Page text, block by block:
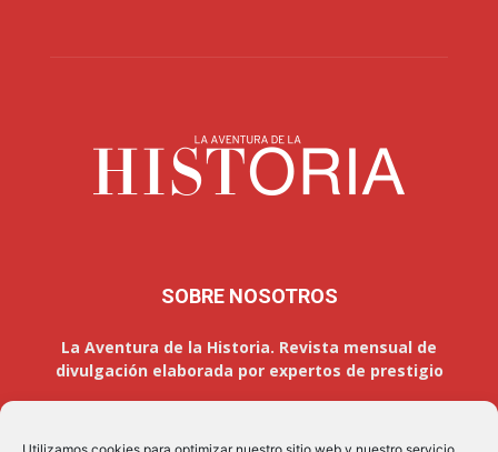
SOBRE NOSOTROS
La Aventura de la Historia. Revista mensual de
divulgación elaborada por expertos de prestigio